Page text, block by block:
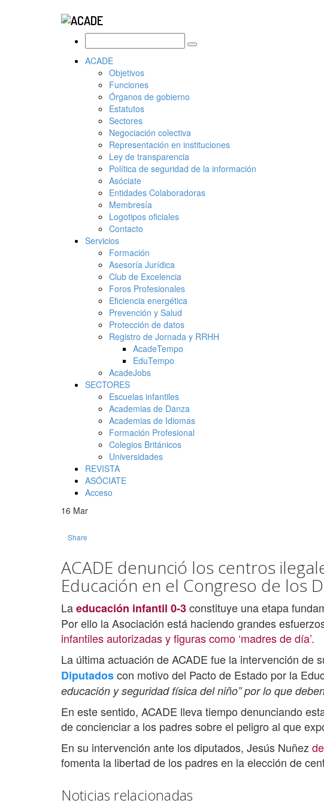
ACADE
Objetivos
Funciones
Órganos de gobierno
Estatutos
Sectores
Negociación colectiva
Representación en instituciones
Ley de transparencia
Política de seguridad de la información
Asóciate
Entidades Colaboradoras
Membresía
Logotipos oficiales
Contacto
Servicios
Formación
Asesoría Jurídica
Club de Excelencia
Foros Profesionales
Eficiencia energética
Prevención y Salud
Protección de datos
Registro de Jornada y RRHH
AcadeTempo
EduTempo
AcadeJobs
SECTORES
Escuelas infantiles
Academias de Danza
Academias de Idiomas
Formación Profesional
Colegios Británicos
Universidades
REVISTA
ASÓCIATE
Acceso
16 Mar
Share
ACADE denunció los centros
Educación en el Congreso de los
Laeducación infantil 0-3constituye una etapa
Por ello la Asociación está haciendo grandes
infantiles autorizadas y figuras como ‘madres de día’.
La última actuación de ACADE fue la intervención de
Diputadoscon motivo del Pacto de Estado por la
educación y seguridad física del niño” por lo que
En este sentido, ACADE lleva tiempo denunciando
de concienciar a los padres sobre el peligro al que
En su intervención ante los diputados, Jesús Nuñez
fomenta la libertad de los padres en la elección de
Noticias relacionadas